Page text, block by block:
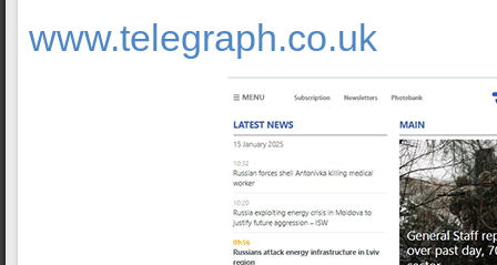
www.telegraph.co.uk